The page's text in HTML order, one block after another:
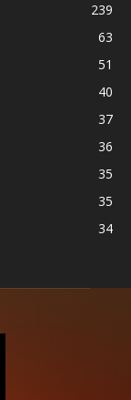
239
63
51
40
37
36
35
35
34